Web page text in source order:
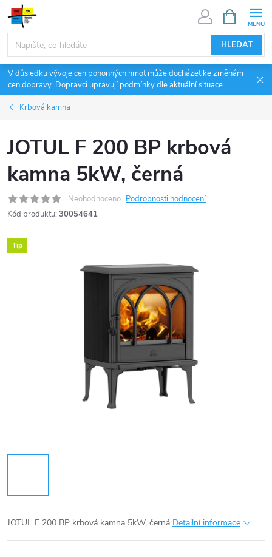
Přejít
obsah
HLEDAT
NÁKUPNÍ
KOŠÍK
V důsledku vývoje cen pohonných hmot může docházet ke změnám
cen dopravy. Dopravci upravují podmínky dle aktuální situace.
Krbová kamna
JOTUL F 200 BP krbová
kamna 5kW, černá
Neohodnoceno Podrobnosti hodnocení
Kód produktu: 30054641
Tip
JOTUL F 200 BP krbová kamna 5kW, černá Detailní informace